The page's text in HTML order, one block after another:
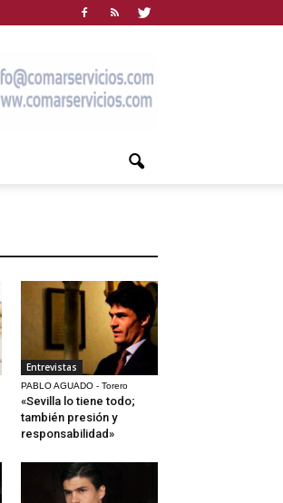
Entrevistas
PABLO AGUADO - Torero
«Sevilla lo tiene todo;
también presión y
responsabilidad»